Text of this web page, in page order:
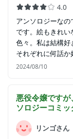
4.0
アンソロジーな
です。絵もきれ
色々。私は結構好
それぞれに何話か
2024/08/10
悪役令嬢です
ソロジーコミッ
リンゴさん